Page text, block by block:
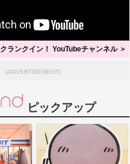
クランクイン！ YouTubeチャンネル ＞
[ADVERTISEMENT]
ピックアップ